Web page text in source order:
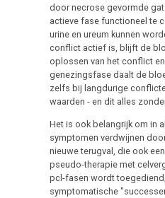
door necrose gevormde
actieve fase functioneel te
urine en ureum kunnen
conflict actief is, blijft de
oplossen van het conflict
genezingsfase daalt de
zelfs bij langdurige
waarden - en dit alles
Het is ook belangrijk om in
symptomen verdwijnen
nieuwe terugval, die ook
pseudo-therapie met
pcl-fasen wordt
symptomatische